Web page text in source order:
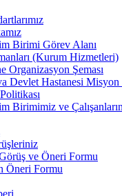
Birimi Görev Alanı
(Kurum Hizmetleri)
Organizasyon Şeması
Devlet Hastanesi
Birimimiz ve
ve Öneri Formu
Öneri Formu